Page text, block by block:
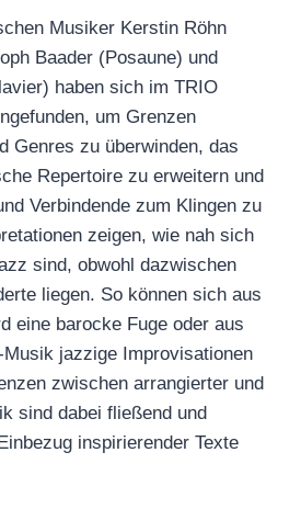
Musiker Kerstin Röhn
Baader (Posaune) und
haben sich im TRIO
um Grenzen
Genres zu überwinden, das
Repertoire zu erweitern und
Verbindende zum Klingen zu
zeigen, wie nah sich
sind, obwohl dazwischen
liegen. So können sich aus
eine barocke Fuge oder aus
jazzige Improvisationen
zwischen arrangierter und
sind dabei fließend und
inspirierender Texte